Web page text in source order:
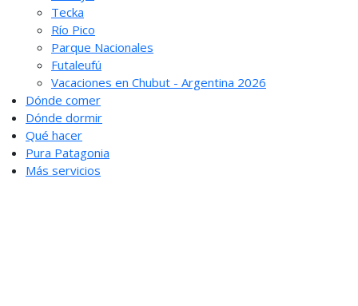
Tecka
Río Pico
Parque Nacionales
Futaleufú
Vacaciones en Chubut - Argentina 2026
Dónde comer
Dónde dormir
Qué hacer
Pura Patagonia
Más servicios